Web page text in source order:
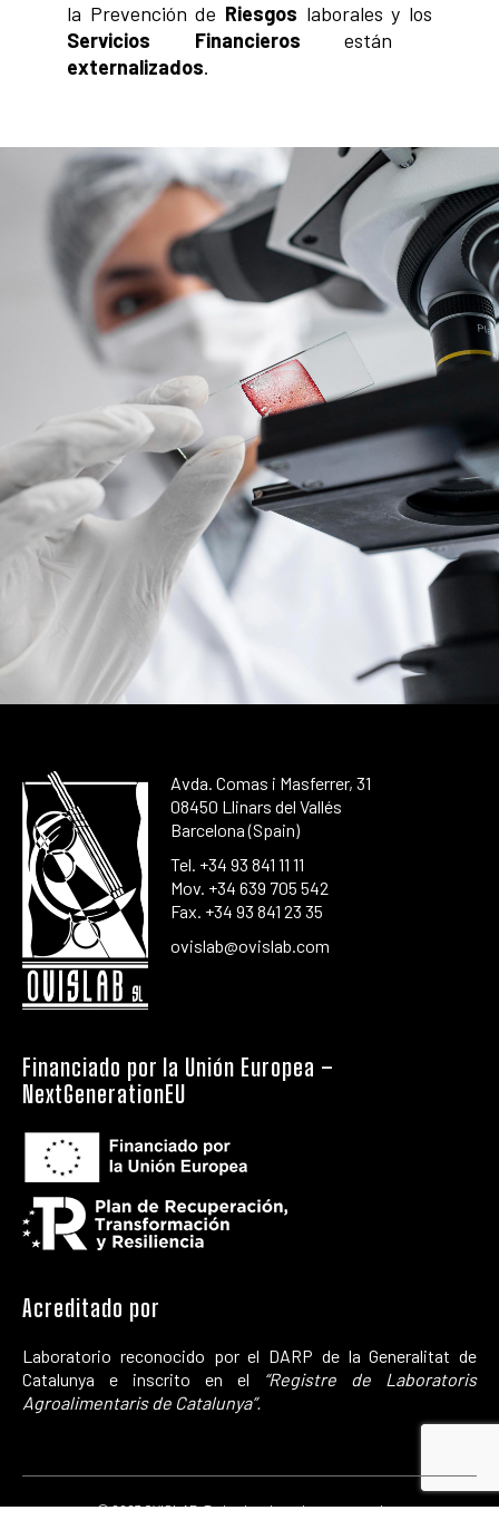
la Prevención de Riesgos laborales y los
Servicios Financierosestán
externalizados.
Avda. Comas i Masferrer, 31
08450 Llinars del Vallés
Barcelona (Spain)
Tel. +34 93 841 11 11
Mov. +34 639 705 542
Fax. +34 93 841 23 35
ovislab@ovislab.com
Financiado por la Unión Europea –
NextGenerationEU
Acreditado por
Laboratorio reconocido por el DARP de la Generalitat de
Catalunya e inscrito en el
“Registre de Laboratoris
Agroalimentaris de Catalunya”.
© 2023 OVISLAB. Todos los derechos reservados.